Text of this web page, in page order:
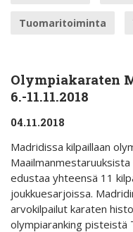
Tuomaritoiminta
Olympiakaraten
6.-11.11.2018
04.11.2018
Madridissa kilpaillaan
edustaa yhteensä 11
joukkuesarjoissa.
arvokilpailut karaten
olympiaranking pisteistä